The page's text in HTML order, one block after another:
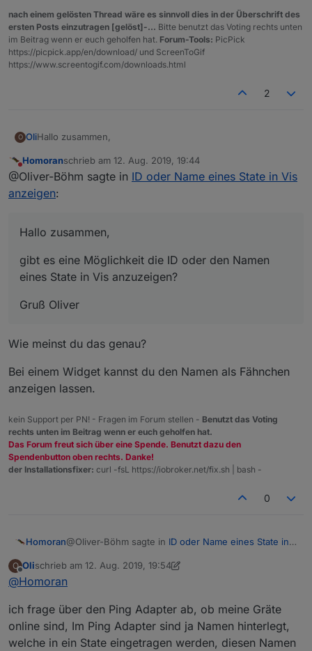
nach einem gelösten Thread wäre es sinnvoll dies in der Überschrift des
ersten Posts einzutragen [gelöst]-... Bitte benutzt das Voting rechts unten
im Beitrag wenn er euch geholfen hat. Forum-Tools: PicPick
https://picpick.app/en/download/ und ScreenToGif
https://www.screentogif.com/downloads.html
2
O OliHallo zusammen,
gibt es eine Möglichkeit die ID oder den Namen eines State
in Vis anzuzeigen?
Gruß Oliver
Nicht stören
Homoranschrieb am 12. Aug. 2019, 19:44
zuletzt editiert von
@Oliver-Böhm sagte in ID oder Name eines State in Vis
anzeigen:
Hallo zusammen,
gibt es eine Möglichkeit die ID oder den Namen
eines State in Vis anzuzeigen?
Gruß Oliver
Wie meinst du das genau?
Bei einem Widget kannst du den Namen als Fähnchen
anzeigen lassen.
kein Support per PN! - Fragen im Forum stellen - Benutzt das Voting
rechts unten im Beitrag wenn er euch geholfen hat.
Das Forum freut sich über eine Spende. Benutzt dazu den
Spendenbutton oben rechts. Danke!
der Installationsfixer: curl -fsL https://iobroker.net/fix.sh | bash -
0
Homoran@Oliver-Böhm sagte in ID oder Name eines State in
gibt es eine Möglichkeit die ID oder den Namen
eines State in Vis anzuzeigen?
Gruß Oliver
Wie meinst du das genau?
Bei einem Widget kannst du den Namen als
Fähnchen anzeigen lassen.
O
Offline
Olischrieb am 12. Aug. 2019, 19:54
zuletzt editiert von Oli8. Dez. 2019, 21:56
@Homoran
ich frage über den Ping Adapter ab, ob meine Gräte
online sind, Im Ping Adapter sind ja Namen hinterlegt,
welche in ein State eingetragen werden, diesen Namen